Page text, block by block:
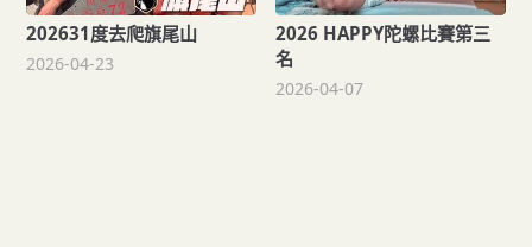
202631度去爬旗尾山
2026-04-23
2026 HAPPY陀螺比賽第三
名
2026-04-07